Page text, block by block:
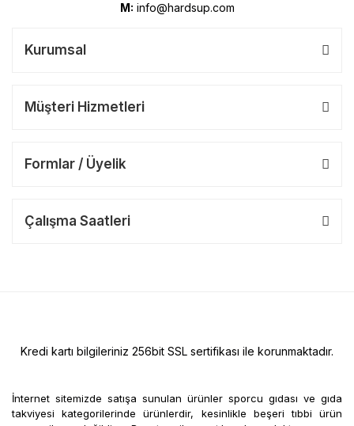
M: info@hardsup.com
Kurumsal
Müşteri Hizmetleri
Formlar / Üyelik
Çalışma Saatleri
Kredi kartı bilgileriniz 256bit SSL sertifikası ile korunmaktadır.
İnternet sitemizde satışa sunulan ürünler sporcu gıdası ve gıda
takviyesi kategorilerinde ürünlerdir, kesinlikle beşeri tıbbi ürün